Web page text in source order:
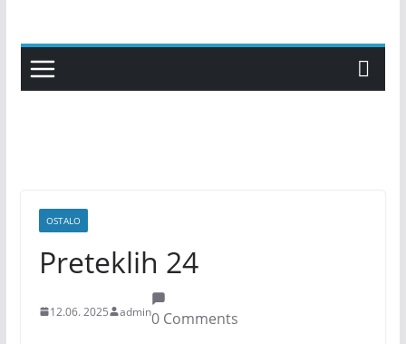
content
OSTALO
Preteklih 24
12.06. 2025 admin0 Comments